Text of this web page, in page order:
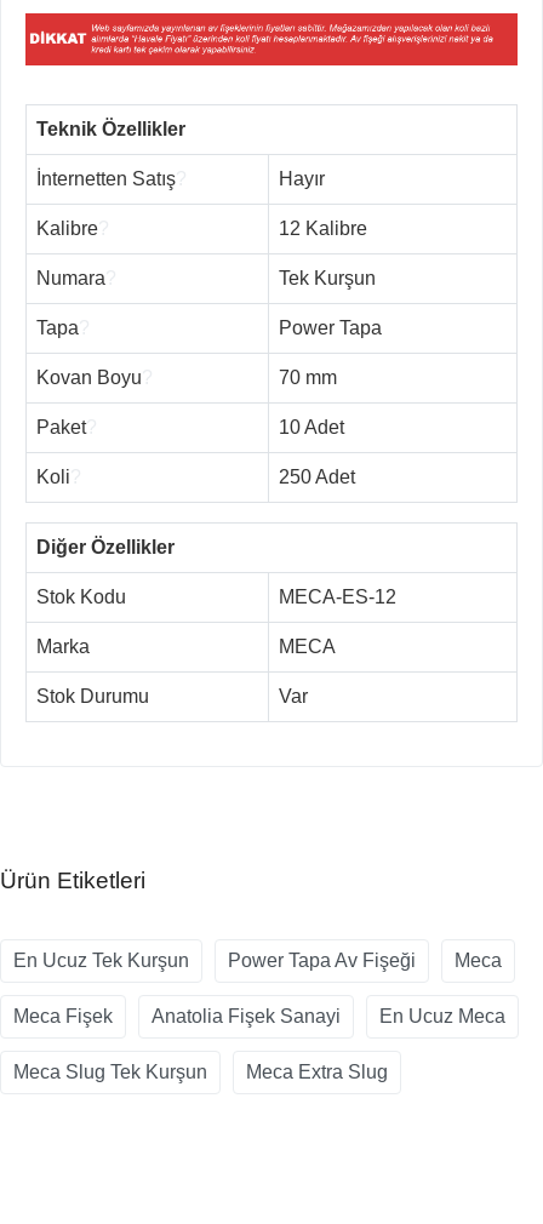
Teknik Özellikler
İnternetten Satış Hayır
Kalibre 12 Kalibre
Numara Tek Kurşun
Tapa Power Tapa
Kovan Boyu 70 mm
Paket? 10 Adet
Koli 250 Adet
Diğer Özellikler
Stok Kodu MECA-ES-12
Marka MECA
Stok Durumu Var
Ürün Etiketleri
En Ucuz Tek Kurşun Power Tapa Av Fişeği Meca
Meca Fişek Anatolia Fişek Sanayi En Ucuz Meca
Meca Slug Tek Kurşun Meca Extra Slug